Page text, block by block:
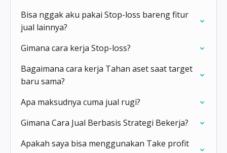
Bisa nggak aku pakai Stop-loss bareng fitur
jual lainnya?
Gimana cara kerja Stop-loss?
Bagaimana cara kerja Tahan aset saat target
baru sama?
Apa maksudnya cuma jual rugi?
Gimana Cara Jual Berbasis Strategi Bekerja?
Apakah saya bisa menggunakan Take profit